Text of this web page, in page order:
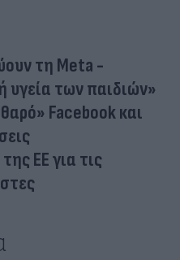
τη Meta -
υγεία των παιδιών»
Facebook και
ΕΕ για τις